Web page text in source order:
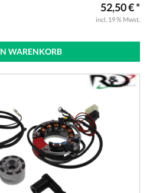
52,50 € *
incl. 19 % Mwst.
WARENKORB